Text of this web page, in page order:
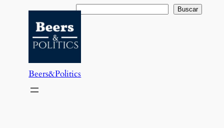
contenido
Buscar Buscar
Beers&Politics